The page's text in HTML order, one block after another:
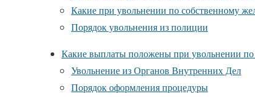
Какие при увольнении по собственному
Порядок увольнения из полиции
Какие выплаты положены при увольнении
Увольнение из Органов Внутренних Дел
Порядок оформления процедуры